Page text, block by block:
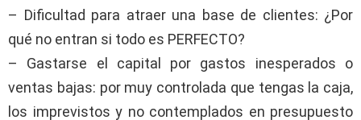
– Dificultad para atraer una base de clientes: ¿Por
qué no entran si todo es PERFECTO?
– Gastarse el capital por gastos inesperados o
ventas bajas: por muy controlada que tengas la caja,
los imprevistos y no contemplados en presupuesto